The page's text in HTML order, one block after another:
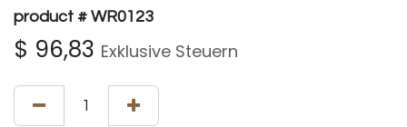
product # WR0123
$ 96,83 Exklusive Steuern